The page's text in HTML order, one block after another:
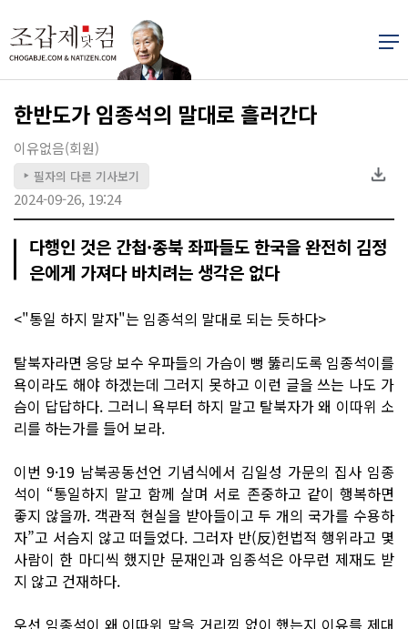
한반도가 임종석의 말대로 흘러간다
이유없음(회원)
▶ 필자의 다른 기사보기
2024-09-26, 19:24
다행인 것은 간첩·종북 좌파들도 한국을 완전히 김정
은에게 가져다 바치려는 생각은 없다
<"통일 하지 말자"는 임종석의 말대로 되는 듯하다>
탈북자라면 응당 보수 우파들의 가슴이 뻥 뚫리도록 임종석이를
욕이라도 해야 하겠는데 그러지 못하고 이런 글을 쓰는 나도 가
슴이 답답하다. 그러니 욕부터 하지 말고 탈북자가 왜 이따위 소
리를 하는가를 들어 보라.
이번 9·19 남북공동선언 기념식에서 김일성 가문의 집사 임종
석이 “통일하지 말고 함께 살며 서로 존중하고 같이 행복하면
좋지 않을까. 객관적 현실을 받아들이고 두 개의 국가를 수용하
자”고 서슴지 않고 떠들었다. 그러자 반(反)헌법적 행위라고 몇
사람이 한 마디씩 했지만 문재인과 임종석은 아무런 제재도 받
지 않고 건재하다.
우선 임종석이 왜 이따위 말을 거리낌 없이 했는지 이유를 제대